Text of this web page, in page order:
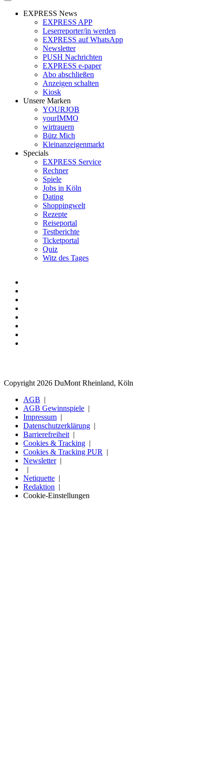
EXPRESS News
EXPRESS APP
Leserreporter/in werden
EXPRESS auf WhatsApp
Newsletter
PUSH Nachrichten
EXPRESS e-paper
Abo abschließen
Anzeigen schalten
Kiosk
Unsere Marken
YOURJOB
yourIMMO
wirtrauern
Bütz Mich
Kleinanzeigenmarkt
Specials
EXPRESS Service
Rechner
Spiele
Jobs in Köln
Dating
Shoppingwelt
Rezepte
Reiseportal
Testberichte
Ticketportal
Quiz
Witz des Tages
Copyright 2026 DuMont Rheinland, Köln
AGB
AGB Gewinnspiele
Impressum
Datenschutzerklärung
Barrierefreiheit
Cookies & Tracking
Cookies & Tracking PUR
Newsletter
Netiquette
Redaktion
Cookie-Einstellungen